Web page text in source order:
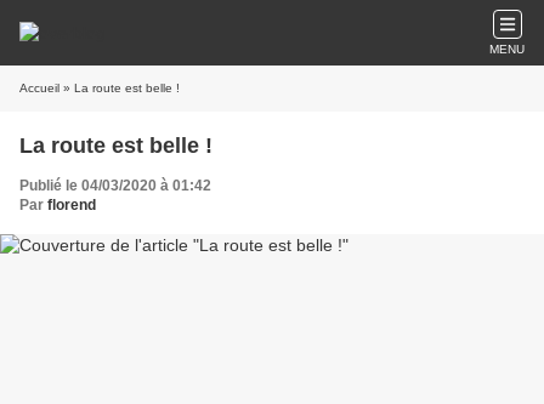
MENU
Accueil » La route est belle !
La route est belle !
Publié le 04/03/2020 à 01:42
Par florend